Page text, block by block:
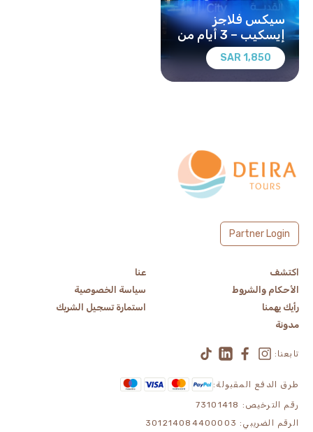
سيكس فلاجز
إيسكيب – 3 أيام من
المغامرة في الرياض
- عرض لشخصين
يشتركان في غرفة
1,850 SAR
Partner Login
اكتشف
عنا
الأحكام والشروط
سياسة الخصوصية
رأيك يهمنا
استمارة تسجيل الشريك
مدونة
تابعنا:
طرق الدفع المقبولة:
رقم الترخيص: 73101418
الرقم الضريبي: 301214084400003